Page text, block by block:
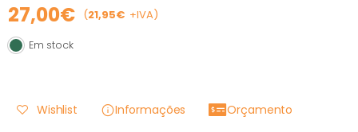
27,00€ (21,95€ +IVA)
Em stock
Em stock
Wishlist Informações Orçamento